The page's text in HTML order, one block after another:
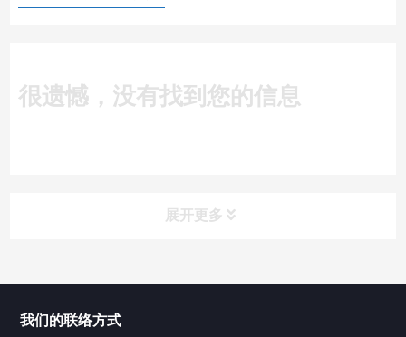
很遗憾，没有找到您的信息
展开更多
我们的联络方式